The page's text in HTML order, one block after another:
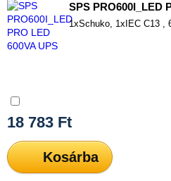
SPS PRO600I_LED
1xSchuko, 1xIEC C13 ,
18 783 Ft
Kosárba